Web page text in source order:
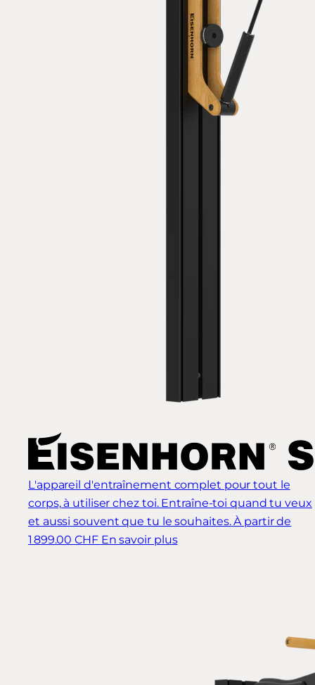
L'appareil d'entraînement complet pour tout le
corps, à utiliser chez toi. Entraîne-toi quand tu veux
et aussi souvent que tu le souhaites. À partir de
1 899.00 CHF En savoir plus